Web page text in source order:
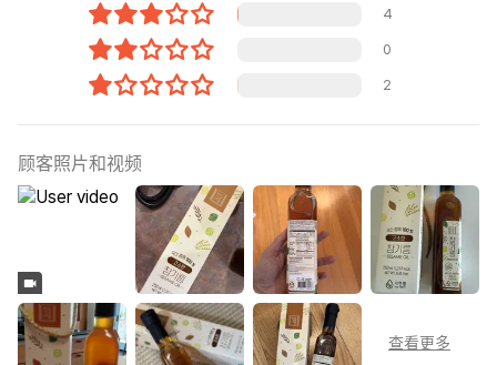
4
0
2
顾客照片和视频